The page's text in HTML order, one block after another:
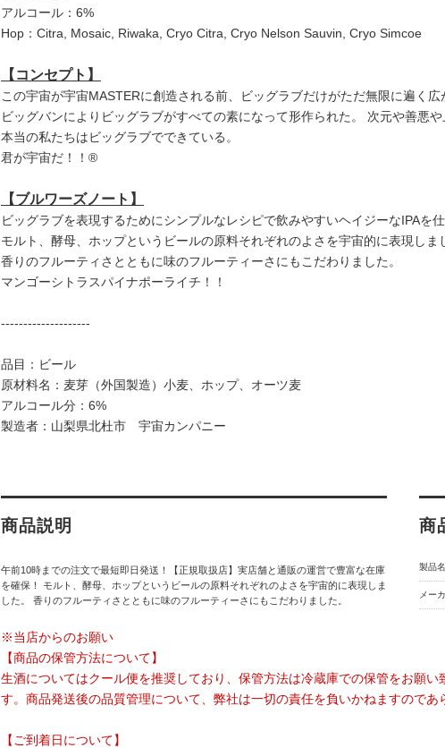
アルコール：6%
Hop：Citra, Mosaic, Riwaka, Cryo Citra, Cryo Nelson Sauvin, Cryo Simcoe
【コンセプト】
この宇宙が宇宙MASTERに創造される前、ビッグラブだけがただ無限に遍く広
ビッグバンによりビッグラブがすべての素になって形作られた。 次元や善悪や
本当の私たちはビッグラブでできている。
君が宇宙だ！！®︎
【ブルワーズノート】
ビッグラブを表現するためにシンプルなレシピで飲みやすいヘイジーなIPAを仕
モルト、酵母、ホップというビールの原料それぞれのよさを宇宙的に表現しま
香りのフルーティさとともに味のフルーティーさにもこだわりました。
マンゴーシトラスパイナポーライチ！！
--------------------
品目：ビール
原材料名：麦芽（外国製造）小麦、ホップ、オーツ麦
アルコール分：6%
製造者：山梨県北杜市 宇宙カンパニー
商品説明
午前10時までの注文で最短即日発送！【正規取扱店】実店舗と通販の運営で豊富な在庫
を確保！ モルト、酵母、ホップというビールの原料それぞれのよさを宇宙的に表現しま
した。 香りのフルーティさとともに味のフルーティーさにもこだわりました。
商
製品
メー
※当店からのお願い
【商品の保管方法について】
生酒についてはクール便を推奨しており、保管方法は冷蔵庫での保管をお願
す。商品発送後の品質管理について、弊社は一切の責任を負いかねますのであ
【ご到着日について】